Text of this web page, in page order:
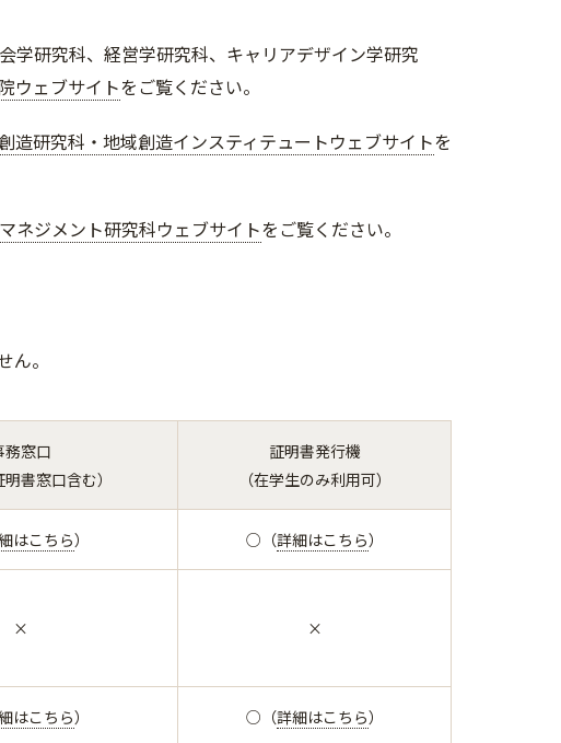
学研究科、経営学研究科、キャリアデザイン学研究
ウェブサイトをご覧ください。
造研究科・地域創造インスティテュートウェブサイトを
ネジメント研究科ウェブサイトをご覧ください。
。
務窓口
明書窓口含む）
証明書発行機
（在学生のみ利用可）
はこちら） ○（詳細はこちら）
× ×
はこちら） ○（詳細はこちら）